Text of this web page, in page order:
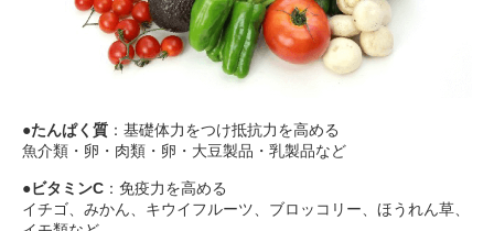
●たんぱく質 ：基礎体力をつけ抵抗力を高める
魚介類・卵・肉類・卵・大豆製品・乳製品など
●ビタミンC ：免疫力を高める
イチゴ、みかん、キウイフルーツ、ブロッコリー、ほうれん草、